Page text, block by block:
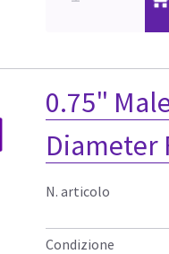
0.75"
Diameter
N. articolo
Condizione